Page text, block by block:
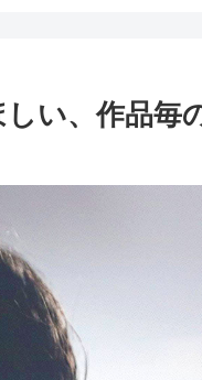
い、作品毎